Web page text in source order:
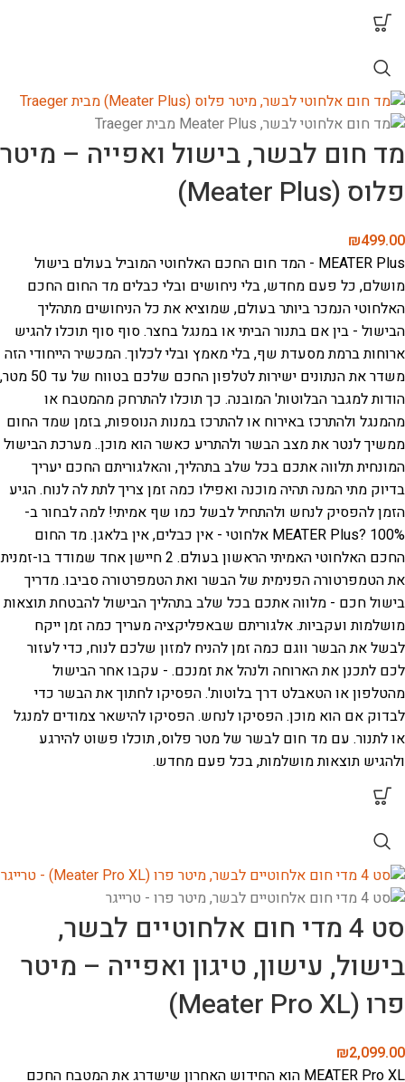
מד חום לבשר, בישול ואפייה – מיטר
פלוס (Meater Plus)
₪499.00
MEATER Plus - המד חום החכם האלחוטי המוביל בעולם
בישול
מושלם, כל פעם מחדש, בלי ניחושים ובלי כבלים מד החום החכם
האלחוטי הנמכר ביותר בעולם, שמוציא את כל הניחושים מתהליך
הבישול - בין אם בתנור הביתי או במנגל בחצר. סוף סוף תוכלו להגיש
ארוחות ברמת מסעדת שף, בלי מאמץ ובלי לכלוך.המכשיר הייחודי הזה
משדר את הנתונים ישירות לטלפון החכם שלכם בטווח של עד 50 מטר,
הודות למגבר הבלוטות' המובנה. כך תוכלו להתרחק מהמטבח או
מהמנגל ולהתרכז באירוח או להתרכז במנות הנוספות, בזמן שמד החום
ממשיך לנטר את מצב הבשר ולהתריע כאשר הוא מוכן..מערכת הבישול
המונחית תלווה אתכם בכל שלב בתהליך, והאלגוריתם החכם יעריך
בדיוק מתי המנה תהיה מוכנה ואפילו כמה זמן צריך לתת לה לנוח. הגיע
הזמן להפסיק לנחש ולהתחיל לבשל כמו שף אמיתי! למה לבחור ב-
MEATER Plus? 100% אלחוטי - אין כבלים, אין בלאגן. מד החום
החכם האלחוטי האמיתי הראשון בעולם.
2 חיישן אחד שמודד בו-זמנית
את הטמפרטורה הפנימית של הבשר ואת הטמפרטורה סביבו.מדריך
בישול חכם - מלווה אתכם בכל שלב בתהליך הבישול להבטחת תוצאות
מושלמות ועקביות.אלגוריתם שבאפליקציה מעריך כמה זמן ייקח
לבשל את הבשר ווגם כמה זמן להניח למזון שלכם לנוח, כדי לעזור
לכם לתכנן את הארוחה ולנהל את זמנכם. - עקבו אחר הבישול
מהטלפון או הטאבלט דרך בלוטות'.הפסיקו לחתוך את הבשר כדי
לבדוק אם הוא מוכן. הפסיקו לנחש. הפסיקו להישאר צמודים למנגל
או לתנור. עם מד חום לבשר של מטר פלוס, תוכלו פשוט להירגע
ולהגיש תוצאות מושלמות, בכל פעם מחדש.
סט 4 מדי חום אלחוטיים לבשר,
בישול, עישון, טיגון ואפייה – מיטר
פרו (Meater Pro XL)
₪2,099.00
MEATER Pro XL הוא החידוש האחרון שישדרג את המטבח החכם